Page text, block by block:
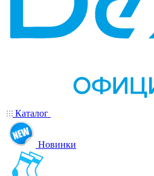
Каталог
Новинки